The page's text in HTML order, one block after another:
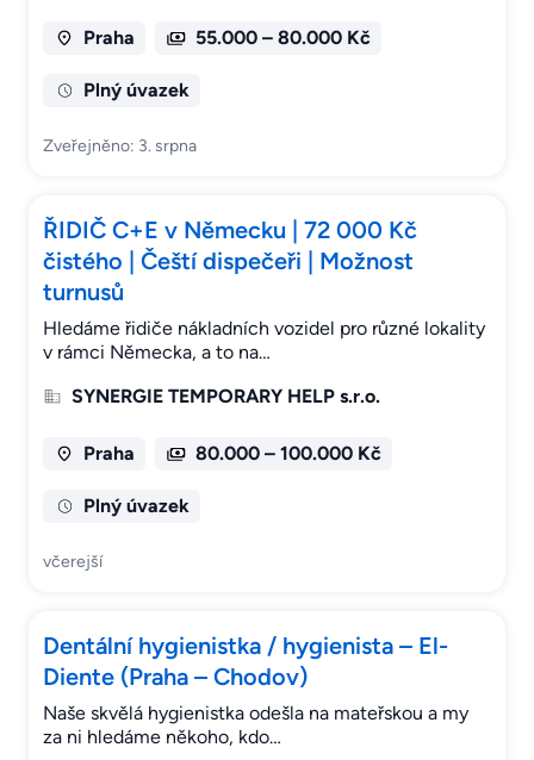
Praha 55.000 – 80.000 Kč
Plný úvazek
Zveřejněno: 3. srpna
ŘIDIČ C+E v Německu | 72 000 Kč
čistého | Čeští dispečeři | Možnost
turnusů
Hledáme řidiče nákladních vozidel pro různé lokality
v rámci Německa, a to na…
SYNERGIE TEMPORARY HELP s.r.o.
Praha 80.000 – 100.000 Kč
Plný úvazek
včerejší
Dentální hygienistka / hygienista – El-
Diente (Praha – Chodov)
Naše skvělá hygienistka odešla na mateřskou a my
za ni hledáme někoho, kdo…